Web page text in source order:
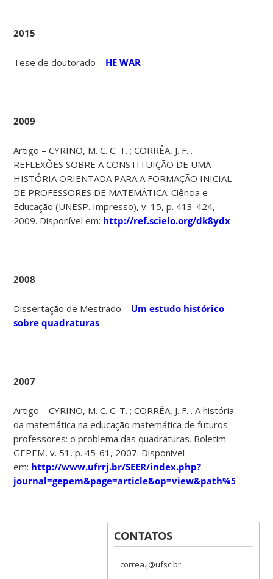
2015
Tese de doutorado – HE WAR
2009
Artigo – CYRINO, M. C. C. T. ; CORRÊA, J. F. .
REFLEXÕES SOBRE A CONSTITUIÇÃO DE UMA
HISTÓRIA ORIENTADA PARA A FORMAÇÃO INICIAL
DE PROFESSORES DE MATEMÁTICA. Ciência e
Educação (UNESP. Impresso), v. 15, p. 413-424,
2009. Disponível em: http://ref.scielo.org/dk8ydx
2008
Dissertação de Mestrado – Um estudo histórico
sobre quadraturas
2007
Artigo – CYRINO, M. C. C. T. ; CORRÊA, J. F. . A história
da matemática na educação matemática de futuros
professores: o problema das quadraturas. Boletim
GEPEM, v. 51, p. 45-61, 2007. Disponível
em: http://www.ufrrj.br/SEER/index.php?
CONTATOS
correa.j@ufsc.br